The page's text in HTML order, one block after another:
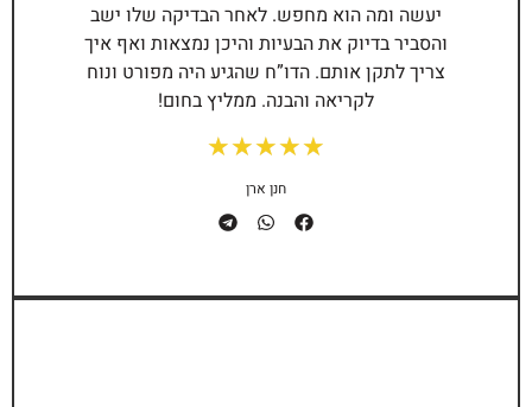
יעשה ומה הוא מחפש. לאחר הבדיקה שלו ישב
והסביר בדיוק את הבעיות והיכן נמצאות ואף איך
צריך לתקן אותם. הדו”ח שהגיע היה מפורט ונוח
לקריאה והבנה. ממליץ בחום!
★
★
★
★
★
חנן ארן